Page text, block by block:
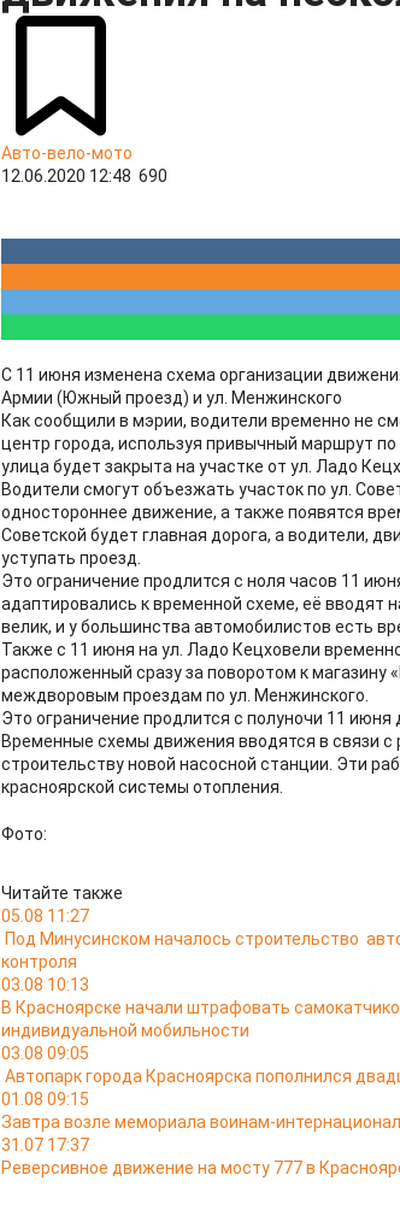
Авто-вело-мото
12.06.2020 12:48 690
С 11 июня изменена схема организации
Армии (Южный проезд) и ул. Менжинского
Как сообщили в мэрии, водители временно не
центр города, используя привычный маршрут
улица будет закрыта на участке от ул. Ладо
Водители смогут объезжать участок по ул.
одностороннее движение, а также появятся
Советской будет главная дорога, а водители,
уступать проезд.
Это ограничение продлится с ноля часов 11
адаптировались к временной схеме, её вводят
велик, и у большинства автомобилистов есть
Также с 11 июня на ул. Ладо Кецховели
расположенный сразу за поворотом к
междворовым проездам по ул. Менжинского.
Это ограничение продлится с полуночи 11 июня
Временные схемы движения вводятся в связи с
строительству новой насосной станции. Эти
красноярской системы отопления.
Фото:
Читайте также
05.08 11:27
Под Минусинском началось строительство
контроля
03.08 10:13
В Красноярске начали штрафовать
индивидуальной мобильности
03.08 09:05
Автопарк города Красноярска пополнился
01.08 09:15
Завтра возле мемориала воинам-
31.07 17:37
Реверсивное движение на мосту 777 в